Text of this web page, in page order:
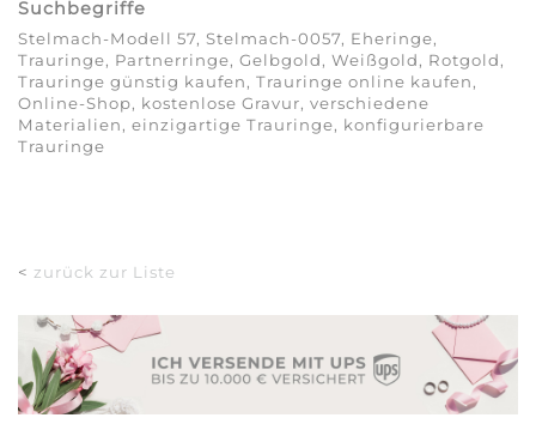
Suchbegriffe
Stelmach-Modell 57, Stelmach-0057, Eheringe,
Trauringe, Partnerringe, Gelbgold, Weißgold, Rotgold,
Trauringe günstig kaufen, Trauringe online kaufen,
Online-Shop, kostenlose Gravur, verschiedene
Materialien, einzigartige Trauringe, konfigurierbare
Trauringe
< zurück zur Liste